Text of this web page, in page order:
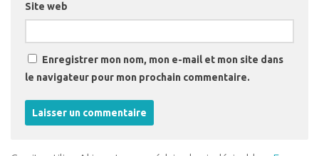
Site web
Enregistrer mon nom, mon e-mail et mon site dans
le navigateur pour mon prochain commentaire.